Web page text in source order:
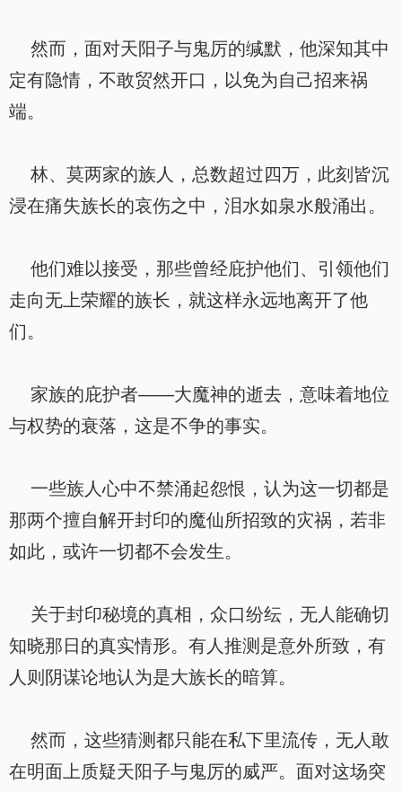
然而，面对天阳子与鬼厉的缄默，他深知其中
定有隐情，不敢贸然开口，以免为自己招来祸
端。
林、莫两家的族人，总数超过四万，此刻皆沉
浸在痛失族长的哀伤之中，泪水如泉水般涌出。
他们难以接受，那些曾经庇护他们、引领他们
走向无上荣耀的族长，就这样永远地离开了他
们。
家族的庇护者——大魔神的逝去，意味着地位
与权势的衰落，这是不争的事实。
一些族人心中不禁涌起怨恨，认为这一切都是
那两个擅自解开封印的魔仙所招致的灾祸，若非
如此，或许一切都不会发生。
关于封印秘境的真相，众口纷纭，无人能确切
知晓那日的真实情形。有人推测是意外所致，有
人则阴谋论地认为是大族长的暗算。
然而，这些猜测都只能在私下里流传，无人敢
在明面上质疑天阳子与鬼厉的威严。面对这场突